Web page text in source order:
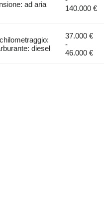
ad aria
140.000 €
diesel
37.000 €
-
46.000 €